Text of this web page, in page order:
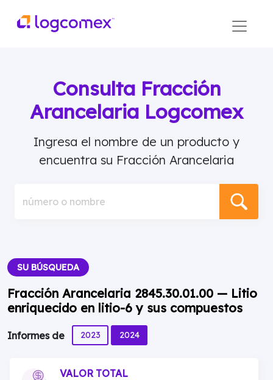
Consulta Fracción
Arancelaria Logcomex
Ingresa el nombre de un producto y
encuentra su Fracción Arancelaria
número o nombre
SU BÚSQUEDA
Fracción Arancelaria 2845.30.01.00 — Litio
enriquecido en litio-6 y sus compuestos
Informes de 2023 2024
VALOR TOTAL